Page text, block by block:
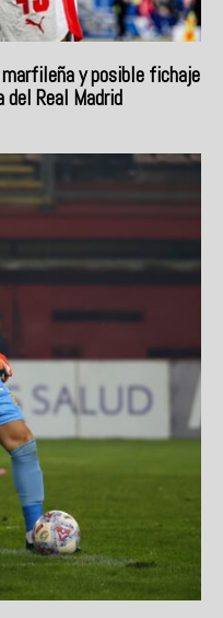
marfileña y posible fichaje
Real Madrid